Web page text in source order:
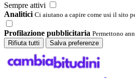
Sempre attivi
Analitici Ci aiutano a capire come usi il sito
Profilazione pubblicitaria Permettono
Rifiuta tutti
Salva preferenze